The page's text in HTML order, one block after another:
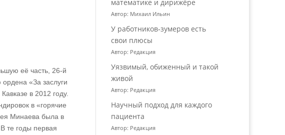
её часть, 26‑й
«За заслуги
в 2012 году.
в «горячие
Минаева была в
те годы первая
математике и дирижёре
Автор: Михаил Ильин
У работников‑зумеров есть
свои плюсы
Автор: Редакция
Уязвимый, обиженный и такой
живой
Автор: Редакция
Научный подход для каждого
пациента
Автор: Редакция